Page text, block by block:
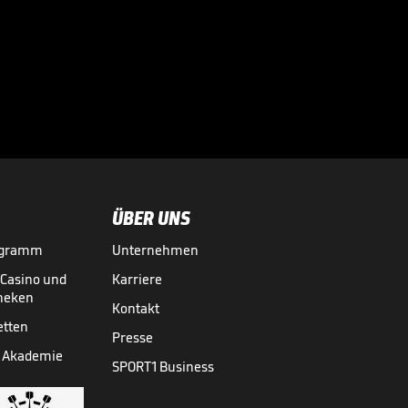
und
Akademie
ÜBER UNS
Unternehmen
Karriere
Kontakt
Presse
SPORT1 Business